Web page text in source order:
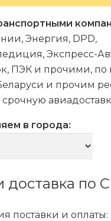
Энергия, DPD,
Экспресс-
ПЭК и прочими, по
и прочим
в города:
доставка по
поставки и оплаты: